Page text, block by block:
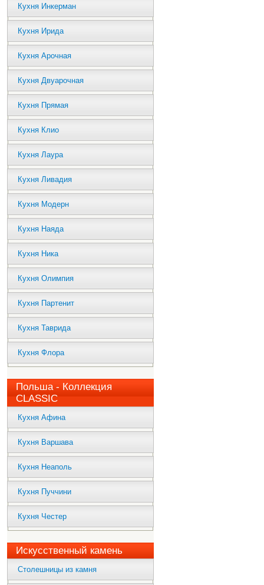
Кухня Инкерман
Кухня Ирида
Кухня Арочная
Кухня Двуарочная
Кухня Прямая
Кухня Клио
Кухня Лаура
Кухня Ливадия
Кухня Модерн
Кухня Наяда
Кухня Ника
Кухня Олимпия
Кухня Партенит
Кухня Таврида
Кухня Флора
Польша - Коллекция
CLASSIC
Кухня Афина
Кухня Варшава
Кухня Неаполь
Кухня Пуччини
Кухня Честер
Искусственный камень
Столешницы из камня